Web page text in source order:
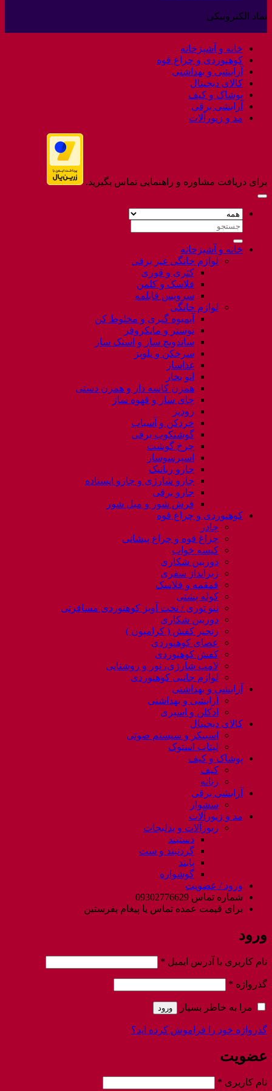
نماد الکترونیکی
خانه و آشپزخانه
کوهنوردی و چراغ قوه
آرایشی و بهداشتی
کالای دیجیتال
پوشاک و کیف
آرایشی برقی
مد و زیورآلات
برای دریافت مشاوره و راهنمایی تماس بگیرید.
جستجو
خانه و آشپزخانه
لوازم خانگی غیر برقی
کتری و قوری
فلاسک و کلمن
سرویس قابلمه
لوازم خانگی
آبمیوه گیری و مخلوط کن
توستر و مایکروفر
ساندویچ ساز و اسنک ساز
سرخکن و پلوپز
غذاساز
اتو بخار
همزن کاسه دار و همزن دستی
چای ساز و قهوه ساز
زودپز
خردکن و آسیاب
گوشتکوب برقی
چرخ گوشت
اسپرسوساز
جارو رباتیک
جارو شارژی و جارو ایستاده
جارو برقی
فرش شور و مبل شور
کوهنوردی و چراغ قوه
چادر
چراغ قوه و چراغ پیشانی
کیسه خواب
دوربین شکاری
زیرانداز سفری
قمقمه و فلاسک
کوله پشتی
ننو توری / تخت آویز کوهنوردی مسافرتی
دوربین شکاری
زنجیر کفش ( کرامپون )
عصای کوهنوردی
کفش کوهنوردی
لامپ شارژی، نور و روشنایی
لوازم جانبی کوهنوردی
آرایشی و بهداشتی
آرایشی و بهداشتی
ادکلن و اسپری
کالای دیجیتال
اسپیکر و سیستم صوتی
لپتاب استوک
پوشاک و کیف
کیف
زنانه
آرایشی برقی
سشوار
مد و زیورآلات
زیورآلات و بدلیجات
دستبند
گردنبند و ست
پابند
گوشواره
ورود / عضویت
شماره تماس 09302776629
برای قیمت عمده تماس یا پیغام بفرستین
ورود
نام کاربری یا آدرس ایمیل *
گذرواژه *
مرا به خاطر بسپار ورود
گذرواژه خود را فراموش کرده اید؟
عضویت
نام کاربری *